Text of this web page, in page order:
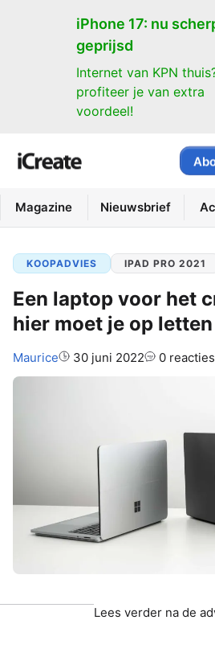
iPhone 17: nu
geprijsd
Internet van KPN
profiteer je van extra
voordeel!
Magazine Nieuwsbrief
KOOPADVIES IPAD PRO 2021
Een laptop voor het
hier moet je op letten
Auteur:
Maurice 30 juni 2022 0 reacties
Lees verder na de